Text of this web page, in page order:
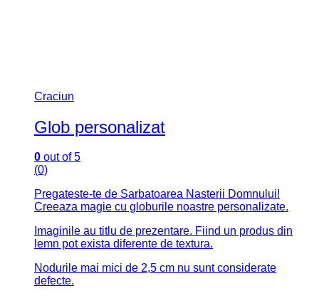
Craciun
Glob personalizat
0 out of 5
(0)
Pregateste-te de Sarbatoarea Nasterii Domnului!
Creeaza magie cu globurile noastre personalizate.
Imaginile au titlu de prezentare. Fiind un produs din
lemn pot exista diferente de textura.
Nodurile mai mici de 2,5 cm nu sunt considerate
defecte.